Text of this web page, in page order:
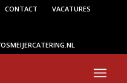
CONTACT
VACATURES